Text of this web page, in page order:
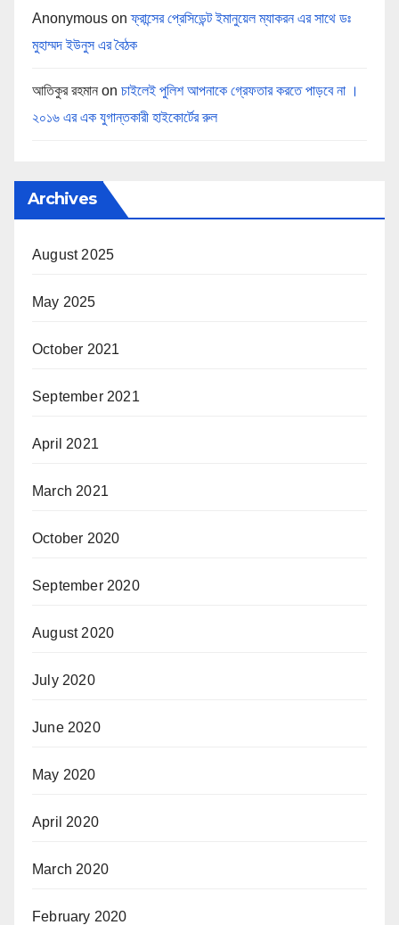
Anonymous onফ্রান্সের প্রেসিডেন্ট ইমানুয়েল ম্যাকরন এর সাথে ডঃ
মুহাম্মদ ইউনুস এর বৈঠক
আতিকুর রহমান on চাইলেই পুলিশ আপনাকে গ্রেফতার করতে পাড়বে না ।
২০১৬ এর এক যুগান্তকারী হাইকোর্টের রুল
Archives
August 2025
May 2025
October 2021
September 2021
April 2021
March 2021
October 2020
September 2020
August 2020
July 2020
June 2020
May 2020
April 2020
March 2020
February 2020